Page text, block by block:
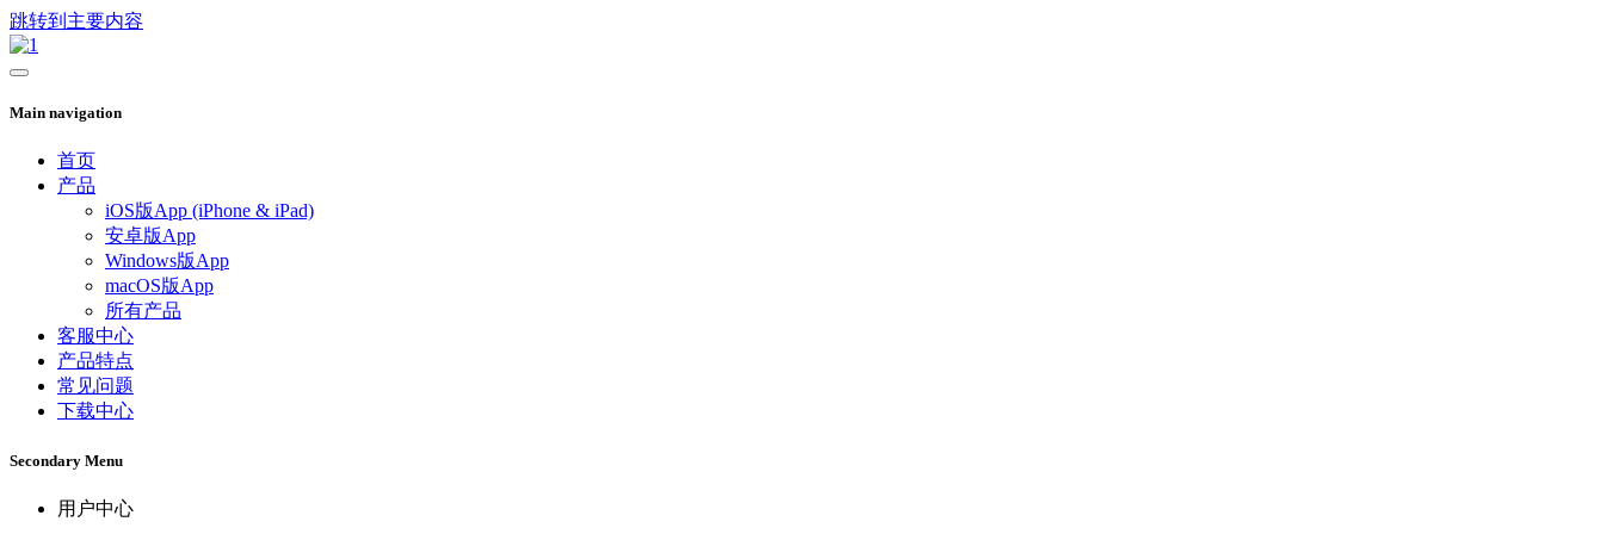
跳转到主要内容
Main navigation
首页
产品
iOS版App (iPhone & iPad)
安卓版App
Windows版App
macOS版App
所有产品
客服中心
产品特点
常见问题
下载中心
Secondary Menu
用户中心